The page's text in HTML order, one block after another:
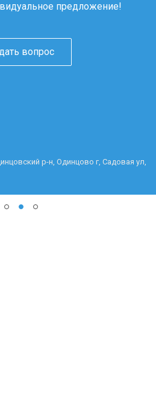
предложение!
вопрос
р-н, Одинцово г, Садовая ул,